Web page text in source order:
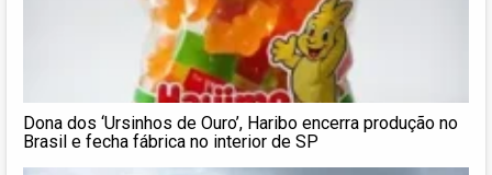
Dona dos ‘Ursinhos de Ouro’, Haribo encerra produção no
Brasil e fecha fábrica no interior de SP